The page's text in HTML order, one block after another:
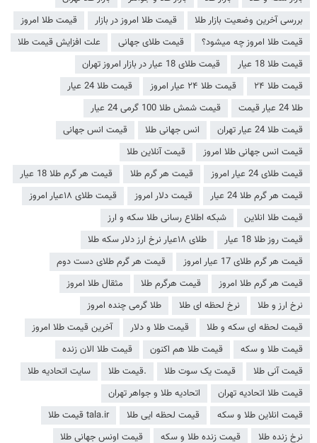
بررسی آخرین وضعیت بازار طلا
قیمت طلا امروز در بازار
قیمت طلا امروز
قیمت طلا امروز چه میشود؟
قیمت طلای جهانی
علت افزایش قیمت طلا
قیمت طلا 18 عیار
قیمت طلای 18 عیار در بازار امروز تهران
قیمت طلا ۲۴
قیمت طلا ۲۴ عیار امروز
قیمت طلا 24 عیار
طلا 24 عیار قیمت
قیمت شمش طلا 100 گرمی 24 عیار
قیمت طلا 24 عیار تهران
انس جهانی طلا
قیمت انس جهانی
قیمت انس جهانی طلا امروز
قیمت آنلاین طلا
قیمت طلای 24 عیار امروز
قیمت هر گرم طلا
قیمت هر گرم طلا 18 عیار
قیمت هر گرم طلا 24 عیار
قیمت دلار امروز
قیمت طلای ۱۸عیار امروز
قیمت طلا انلاین
شبکه اطلاع رسانی طلا سکه و ارز
قیمت روز طلا 18 عیار
طلای ۱۸عیار نرخ ارز دلار سکه طلا
قیمت هر گرم طلای 17 عیار امروز
قیمت هر گرم طلای دست دوم
قیمت هر گرم طلا امروز
قیمت هرگرم طلا
مثقال طلا امروز
نرخ ارز و طلا
نرخ لحظه ای طلا
طلا گرمی چنده امروز
قیمت لحظه ای سکه و طلا
قیمت طلا و دلار
آخرین قیمت طلا امروز
قیمت طلا و سکه
قیمت طلا هم اکنون
قیمت طلا الان زنده
قیمت آنی طلا
قیمت یک سوت طلا .قیمت طلا
سایت اتحادیه طلا
قیمت طلا اتحادیه تهران
اتحادیه طلا و جواهر تهران
قیمت انلاین طلا و سکه
قیمت لحظه ایی طلا
tala.ir قیمت طلا
نرخ زنده طلا
قیمت زنده طلا و سکه
قیمت اونس جهانی طلا